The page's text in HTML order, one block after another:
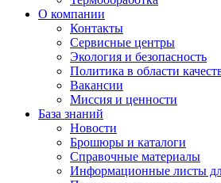
О компании
Контакты
Сервисные центры
Экология и безопасность
Политика в области
Вакансии
Миссия и ценности
База знаний
Новости
Брошюры и каталоги
Справочные материалы
Информационные листы